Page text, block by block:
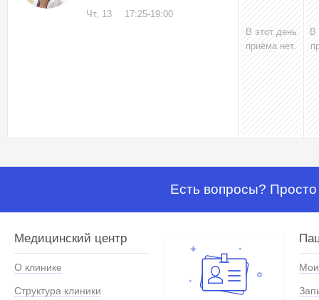
Чт, 13
17:25-19:00
В этот день
приёма нет.
В
Есть вопросы?
Медицинский центр
О клинике
Структура клиники